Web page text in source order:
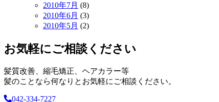
2010年7月 (8)
2010年6月 (3)
2010年5月 (2)
お気軽にご相談ください
髪質改善、縮毛矯正、ヘアカラー等
髪のことなら何なりとお気軽にご相談ください。
042-334-7227